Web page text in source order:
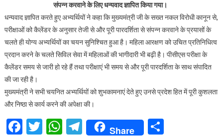
2021
में
चयनित
अभ्यर्थियों
का
संपन्न करवाने के लिए धन्यवाद ज्ञापित किया गया।
धन्यवाद ज्ञापित करते हुए अभ्यर्थियों ने कहा कि मुख्यमंत्री जी के सख्त नकल विरोधी कानून से,
परीक्षाओं को कैलेंडर के अनुसार तेजी से और पूरी पारदर्शिता से संपन्न करवाने के प्रयासों के
चलते ही योग्य अभ्यर्थियों का चयन सुनिश्चित हुआ है। महिला आरक्षण को उचित प्रतिनिधित्व
प्रदान करने के चलते सिविल सेवा में महिलाओं की भागीदारी भी बढ़ी है। पीसीएस परीक्षा के
कैलेंडर समय से जारी हो रहे हैं तथा परीक्षाएं भी समय से और पूरी पारदर्शिता के साथ संपादित
की जा रही है।
मुख्यमंत्री ने सभी चयनित अभ्यर्थियों को शुभकामनाएं देते हुए उनसे प्रदेश हित में पूरी कुशलता
और निष्ठा से कार्य करने की अपेक्षा की।
Facebook
Twitter
WhatsApp
Telegram
Share Share